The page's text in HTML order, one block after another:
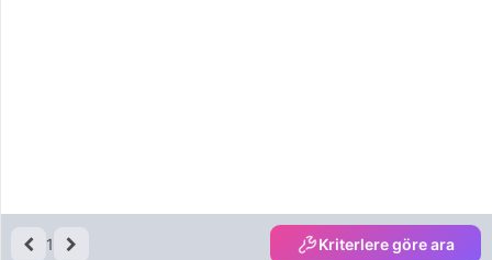
1 Kriterlere göre ara